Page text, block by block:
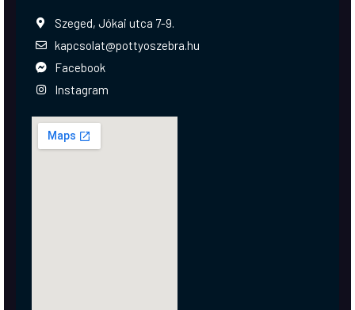
Szeged, Jókai utca 7-9.
kapcsolat@pottyoszebra.hu
Facebook
Instagram